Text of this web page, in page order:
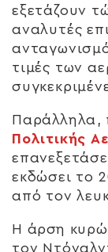
εξετάζουν
αναλυτές
τιμές των
Παράλληλα,
Πολιτικής
εκδώσει το
από τον
Η άρση
τον